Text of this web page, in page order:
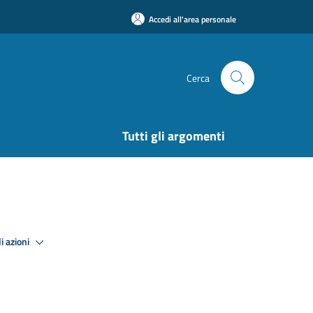
Accedi all'area personale
Cerca
Tutti gli argomenti
azioni